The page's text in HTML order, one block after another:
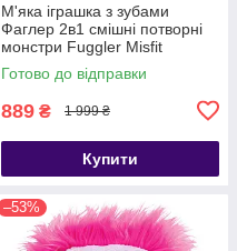
М'яка іграшка з зубами
Фаглер 2в1 смішні потворні
монстри Fuggler Misfit
Monsters Gaptooth Weirdo
Lilac Red
Готово до відправки
889 ₴ 1 999 ₴
Купити
–53%